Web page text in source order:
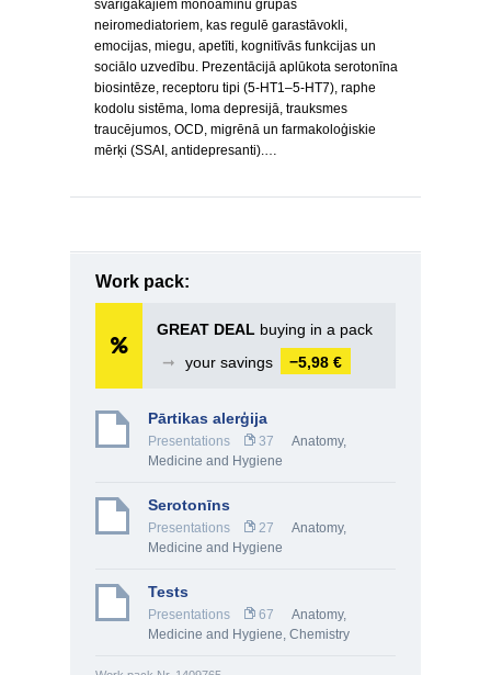
svarīgākajiem monoamīnu grupas
neiromediatoriem, kas regulē garastāvokli,
emocijas, miegu, apetīti, kognitīvās funkcijas un
sociālo uzvedību. Prezentācijā aplūkota serotonīna
biosintēze, receptoru tipi (5-HT1–5-HT7), raphe
kodolu sistēma, loma depresijā, trauksmes
traucējumos, OCD, migrēnā un farmakoloģiskie
mērķi (SSAI, antidepresanti).…
Work pack:
GREAT DEAL buying in a pack
➞
your savings −5,98 €
Pārtikas alerģija
Presentations 37
Anatomy,
Medicine and Hygiene
Serotonīns
Presentations 27
Anatomy,
Medicine and Hygiene
Tests
Presentations 67
Anatomy,
Medicine and Hygiene, Chemistry